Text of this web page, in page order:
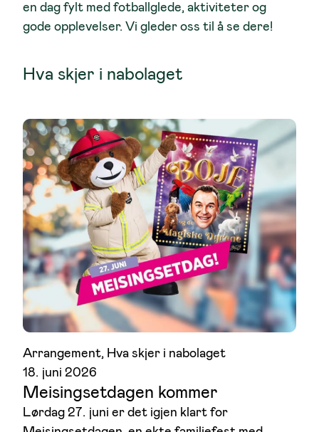
en dag fylt med fotballglede, aktiviteter og
gode opplevelser. Vi gleder oss til å se dere!
Hva skjer i nabolaget
Arrangement, Hva skjer i nabolaget
18. juni 2026
Meisingsetdagen kommer
Lørdag 27. juni er det igjen klart for